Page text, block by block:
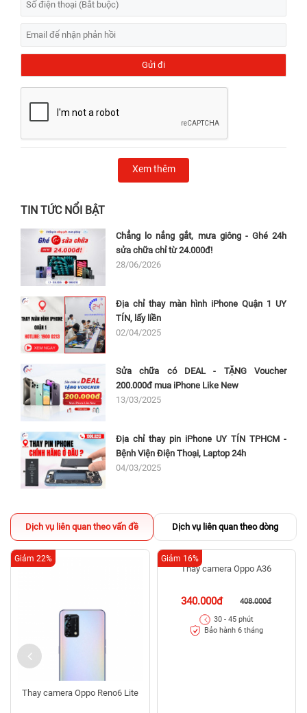
Xem thêm
TIN TỨC NỔI BẬT
Chẳng lo nắng gắt, mưa giông - Ghé 24h
sửa chữa chỉ từ 24.000đ!
28/06/2026
Địa chỉ thay màn hình iPhone Quận 1 UY
TÍN, lấy liền
02/04/2025
Sửa chữa có DEAL - TẶNG Voucher
200.000đ mua iPhone Like New
13/03/2025
Địa chỉ thay pin iPhone UY TÍN TPHCM -
Bệnh Viện Điện Thoại, Laptop 24h
04/03/2025
Dịch vụ liên quan theo vấn đề Dịch vụ liên quan theo dòng
Thay camera Oppo Reno6 Lite
Giảm 22%
Thay camera Oppo A36
340.000đ 408.000đ
Giảm 16%
30 - 45 phút
Bảo hành 6 tháng